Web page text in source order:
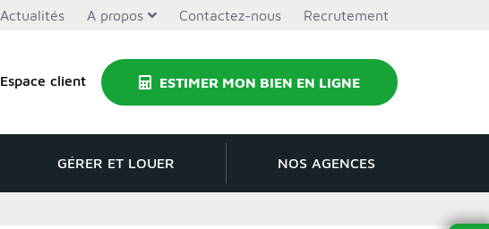
Actualités A propos Contactez-nous Recrutement
Espace client ESTIMER MON BIEN EN LIGNE
GÉRER ET LOUER NOS AGENCES